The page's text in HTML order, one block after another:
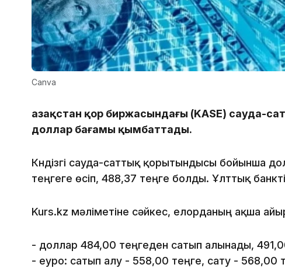
Canva
Қазақстан қор биржасындағы (KASE) сауда-
доллар бағамы қымбаттады.
Күндізгі сауда-саттық қорытындысы бойынша
теңгеге өсіп, 488,37 теңге болды. Ұлттық
Kurs.kz мәліметіне сәйкес, елорданың ақша
- доллар 484,00 теңгеден сатып алынады,
- еуро: сатып алу - 558,00 теңге, сату - 568,00